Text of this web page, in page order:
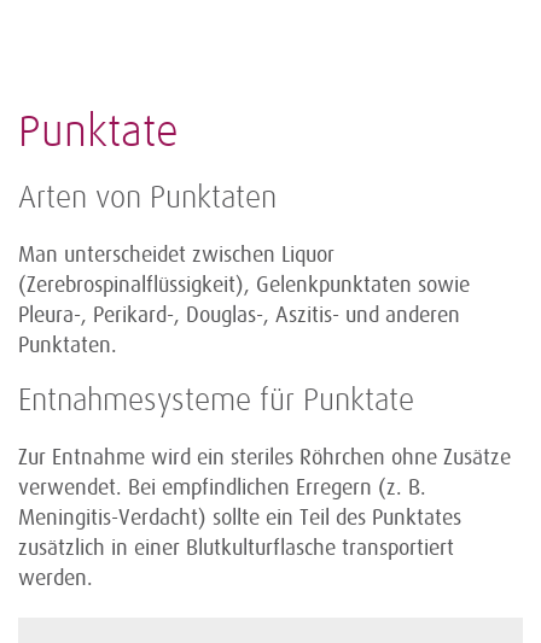
Punktate
Arten von Punktaten
Man unterscheidet zwischen Liquor
(Zerebrospinalflüssigkeit), Gelenkpunktaten sowie
Pleura-, Perikard-, Douglas-, Aszitis- und anderen
Punktaten.
Entnahmesysteme für Punktate
Zur Entnahme wird ein steriles Röhrchen ohne Zusätze
verwendet. Bei empfindlichen Erregern (z. B.
Meningitis-Verdacht) sollte ein Teil des Punktates
zusätzlich in einer Blutkulturflasche transportiert
werden.